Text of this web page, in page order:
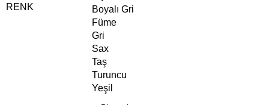
RENK
Boyalı Gri
Füme
Gri
Sax
Taş
Turuncu
Yeşil